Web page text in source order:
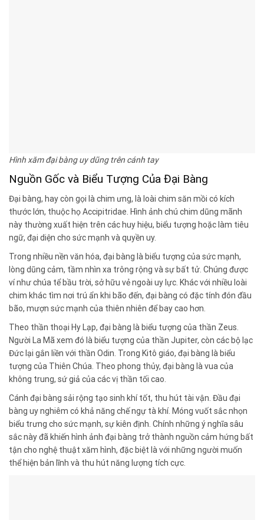
Hình xăm đại bàng uy dũng trên cánh tay
Nguồn Gốc và Biểu Tượng Của Đại Bàng
Đại bàng, hay còn gọi là chim ưng, là loài chim săn mồi có kích
thước lớn, thuộc họ Accipitridae. Hình ảnh chú chim dũng mãnh
này thường xuất hiện trên các huy hiệu, biểu tượng hoặc làm tiêu
ngữ, đại diện cho sức mạnh và quyền uy.
Trong nhiều nền văn hóa, đại bàng là biểu tượng của sức mạnh,
lòng dũng cảm, tầm nhìn xa trông rộng và sự bất tử. Chúng được
ví như chúa tể bầu trời, sở hữu vẻ ngoài uy lực. Khác với nhiều loài
chim khác tìm nơi trú ẩn khi bão đến, đại bàng có đặc tính đón đầu
bão, mượn sức mạnh của thiên nhiên để bay cao hơn.
Theo thần thoại Hy Lạp, đại bàng là biểu tượng của thần Zeus.
Người La Mã xem đó là biểu tượng của thần Jupiter, còn các bộ lạc
Đức lại gắn liền với thần Odin. Trong Kitô giáo, đại bàng là biểu
tượng của Thiên Chúa. Theo phong thủy, đại bàng là vua của
không trung, sứ giả của các vị thần tối cao.
Cánh đại bàng sải rộng tạo sinh khí tốt, thu hút tài vận. Đầu đại
bàng uy nghiêm có khả năng chế ngự tà khí. Móng vuốt sắc nhọn
biểu trưng cho sức mạnh, sự kiên định. Chính những ý nghĩa sâu
sắc này đã khiến hình ảnh đại bàng trở thành nguồn cảm hứng bất
tận cho nghệ thuật xăm hình, đặc biệt là với những người muốn
thể hiện bản lĩnh và thu hút năng lượng tích cực.